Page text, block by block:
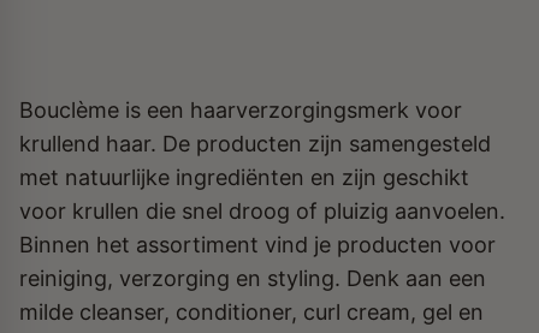
Bouclème is een haarverzorgingsmerk voor
krullend haar. De producten zijn samengesteld
met natuurlijke ingrediënten en zijn geschikt
voor krullen die snel droog of pluizig aanvoelen.
Binnen het assortiment vind je producten voor
reiniging, verzorging en styling. Denk aan een
milde cleanser, conditioner, curl cream, gel en